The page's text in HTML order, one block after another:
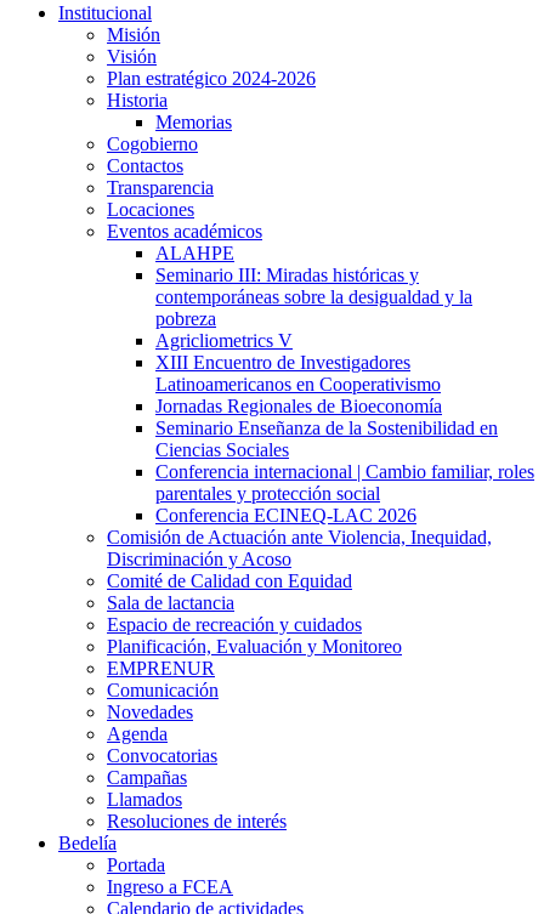
Institucional
Misión
Visión
Plan estratégico 2024-2026
Historia
Memorias
Cogobierno
Contactos
Transparencia
Locaciones
Eventos académicos
ALAHPE
Seminario III: Miradas históricas y
contemporáneas sobre la desigualdad y la
pobreza
Agricliometrics V
XIII Encuentro de Investigadores
Latinoamericanos en Cooperativismo
Jornadas Regionales de Bioeconomía
Seminario Enseñanza de la Sostenibilidad en
Ciencias Sociales
Conferencia internacional | Cambio familiar, roles
parentales y protección social
Conferencia ECINEQ-LAC 2026
Comisión de Actuación ante Violencia, Inequidad,
Discriminación y Acoso
Comité de Calidad con Equidad
Sala de lactancia
Espacio de recreación y cuidados
Planificación, Evaluación y Monitoreo
EMPRENUR
Comunicación
Novedades
Agenda
Convocatorias
Campañas
Llamados
Resoluciones de interés
Bedelía
Portada
Ingreso a FCEA
Calendario de actividades